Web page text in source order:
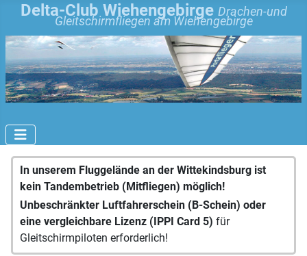
Delta-Club Wiehengebirge Drachen-und
Gleitschirmfliegen am Wiehengebirge
In unserem Fluggelände an der Wittekindsburg ist
kein Tandembetrieb (Mitfliegen) möglich!
Unbeschränkter Luftfahrerschein (B-Schein) oder
eine vergleichbare Lizenz (IPPI Card 5) für
Gleitschirmpiloten erforderlich!